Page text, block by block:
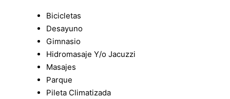
Bicicletas
Desayuno
Gimnasio
Hidromasaje Y/o Jacuzzi
Masajes
Parque
Pileta Climatizada